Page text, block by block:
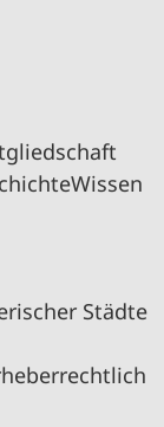
Wissen
Städte